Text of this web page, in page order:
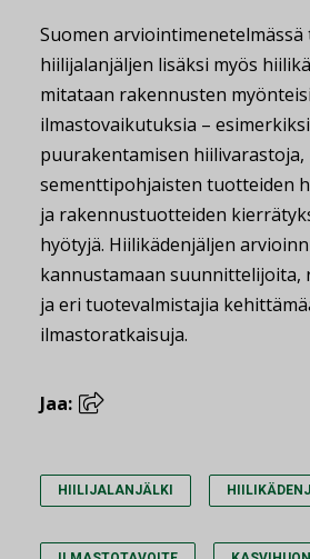
Suomen
hiilijalanjäljen lisäksi myös
mitataan rakennusten
ilmastovaikutuksia – esimerkiksi
puurakentamisen hiilivarastoja,
sementtipohjaisten tuotteiden
ja rakennustuotteiden
hyötyjä. Hiilikädenjäljen
kannustamaan suunnittelijoita,
ja eri tuotevalmistajia
ilmastoratkaisuja.
Jaa:
HIILIJALANJÄLKI